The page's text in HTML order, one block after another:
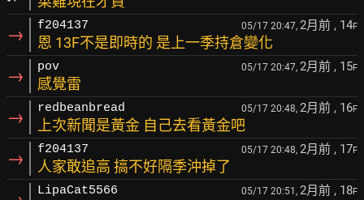
→ f204137 05/17 20:47, 2月前 , 14F
恩 13F不是即時的 是上一季持倉變化
→ pov 05/17 20:47, 2月前 , 15F
感覺雷
→ redbeanbread 05/17 20:48, 2月前 , 16F
上次新聞是黃金 自己去看黃金吧
→ f204137 05/17 20:48, 2月前 , 17F
人家敢追高 搞不好隔季沖掉了
LipaCat5566 05/17 20:51, 2月前 , 18F